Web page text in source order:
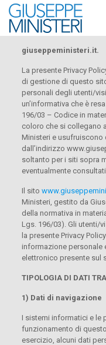
giuseppeministeri.it.
La presente Privacy
di gestione di questo
personali degli utenti/
un’informativa che è
196/03 – Codice in
coloro che si collegano
Ministeri e usufruiscono
dall’indirizzo
soltanto per i siti sopra
eventualmente
Il sito
Ministeri, gestito da
della normativa in
Lgs. 196/03). Gli utenti/
la presente Privacy
informazione personale
elettronico presente sul
TIPOLOGIA DI DATI
1) Dati di navigazione
I sistemi informatici e le
funzionamento di
esercizio, alcuni dati